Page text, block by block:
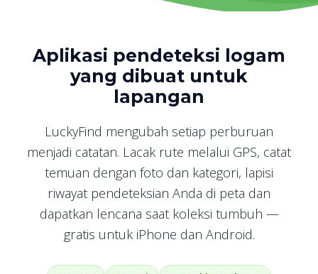
Aplikasi pendeteksi logam
yang dibuat untuk
lapangan
LuckyFind mengubah setiap perburuan
menjadi catatan. Lacak rute melalui GPS, catat
temuan dengan foto dan kategori, lapisi
riwayat pendeteksian Anda di peta dan
dapatkan lencana saat koleksi tumbuh —
gratis untuk iPhone dan Android.